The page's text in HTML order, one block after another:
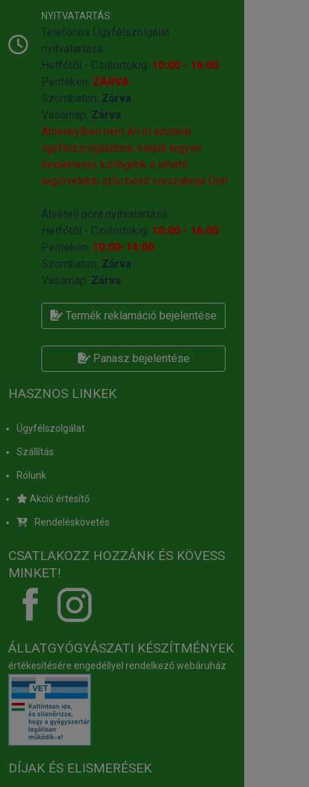
NYITVATARTÁS:
Telefonos Ügyfélszolgálat
nyitvatartása:
Hétfőtől - Csütörtökig: 10:00 - 16:00
Pénteken: ZÁRVA
Szombaton: Zárva
Vasárnap: Zárva
Amennyiben nem éri el azonnal
ügyfélszolgálatunk, kérjük legyen
türelemmel, kollégánk a lehető
legrövidebb időn belül visszahivja Önt!
Átvételi pont nyitvatartása:
Hétfőtől - Csütörtökig: 10:00 - 16:00
Pénteken: 10:00-14:00
Szombaton: Zárva
Vasárnap: Zárva
Termék reklamáció bejelentése
Panasz bejelentése
HASZNOS LINKEK
Ügyfélszolgálat
Szállítás
Rólunk
Akció értesítő
Rendeléskövetés
CSATLAKOZZ HOZZÁNK ÉS KÖVESS
MINKET!
ÁLLATGYÓGYÁSZATI KÉSZÍTMÉNYEK
értékesítésére engedéllyel rendelkező webáruház
DÍJAK ÉS ELISMERÉSEK